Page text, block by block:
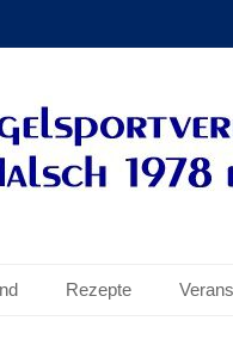
e.V.
Rezepte